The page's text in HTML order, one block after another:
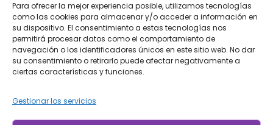
Para ofrecer la mejor experiencia posible, utilizamos tecnologías
como las cookies para almacenar y/o acceder a información en
su dispositivo. El consentimiento a estas tecnologías nos
permitirá procesar datos como el comportamiento de
navegación o los identificadores únicos en este sitio web. No dar
su consentimiento o retirarlo puede afectar negativamente a
ciertas características y funciones.
Gestionar los servicios
Blog
Siga Su Pedido
Envíos y Devoluciones
Accesibilidad
Suscríbase a Nuestro Boletín